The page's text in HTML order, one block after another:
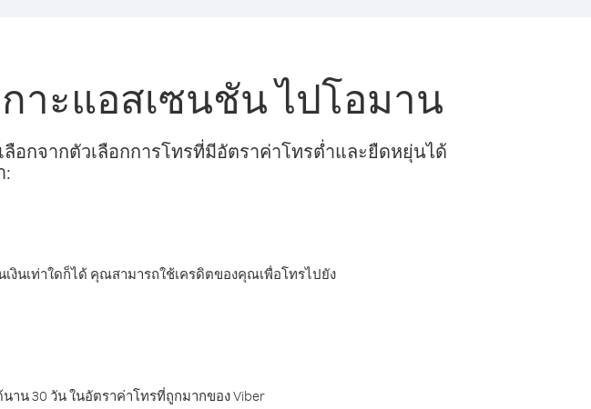
าะแอสเซนชัน ไปโอมาน
กจากตัวเลือกการโทรที่มีอัตราค่าโทรต่ำและยืดหยุ่นได้
:
งินเท่าใดก็ได้ คุณสามารถใช้เครดิตของคุณเพื่อโทรไปยัง
น 30 วัน ในอัตราค่าโทรที่ถูกมากของ Viber